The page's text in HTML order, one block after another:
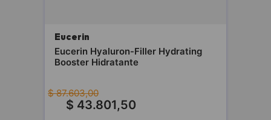
Eucerin
Eucerin Hyaluron-Filler Hydrating
Booster Hidratante
$ 87.603,00
$ 43.801,50